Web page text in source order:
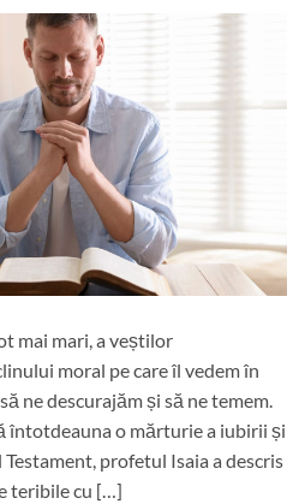
mai mari, a veștilor
moral pe care îl vedem în
ne descurajăm și să ne temem.
întotdeauna o mărturie a iubirii și
profetul Isaia a descris
teribile cu […]